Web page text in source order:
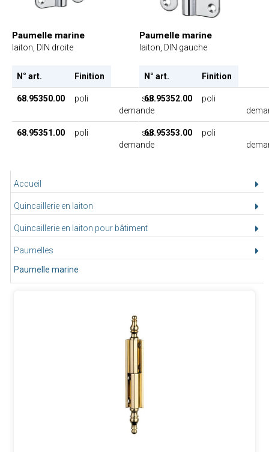
Accueil
Quincaillerie en laiton
Quincaillerie en laiton pour bâtiment
Paumelles
Paumelle marine
Paumelle marine
laiton, DIN droite
N° art. Finition
68.95350.00 poli
sur
demande
68.95351.00 poli
sur
demande
Paumelle marine
laiton, DIN gauche
N° art. Finition
68.95352.00
poli
68.95353.00
poli